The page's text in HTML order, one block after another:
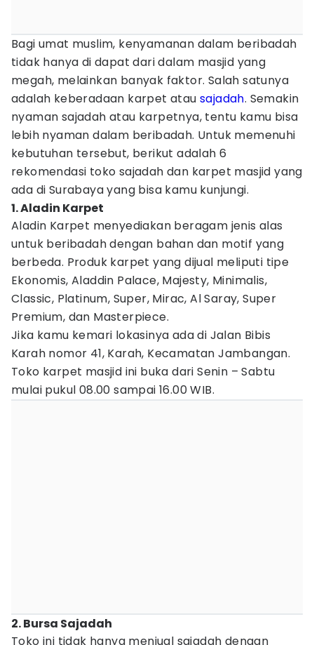
Bagi umat muslim, kenyamanan dalam beribadah
tidak hanya di dapat dari dalam masjid yang
megah, melainkan banyak faktor. Salah satunya
adalah keberadaan karpet atau sajadah. Semakin
nyaman sajadah atau karpetnya, tentu kamu bisa
lebih nyaman dalam beribadah. Untuk memenuhi
kebutuhan tersebut, berikut adalah 6
rekomendasi toko sajadah dan karpet masjid yang
ada di Surabaya yang bisa kamu kunjungi.
1. Aladin Karpet
Aladin Karpet menyediakan beragam jenis alas
untuk beribadah dengan bahan dan motif yang
berbeda. Produk karpet yang dijual meliputi tipe
Ekonomis, Aladdin Palace, Majesty, Minimalis,
Classic, Platinum, Super, Mirac, Al Saray, Super
Premium, dan Masterpiece.
Jika kamu kemari lokasinya ada di Jalan Bibis
Karah nomor 41, Karah, Kecamatan Jambangan.
Toko karpet masjid ini buka dari Senin – Sabtu
mulai pukul 08.00 sampai 16.00 WIB.
2. Bursa Sajadah
Toko ini tidak hanya menjual sajadah dengan